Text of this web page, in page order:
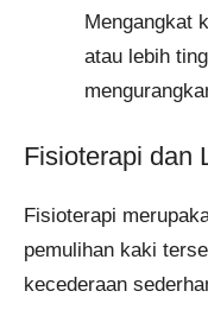
Mengangkat
atau lebih
Fisioterapi dan
Fisioterapi
pemulihan kaki
kecederaan